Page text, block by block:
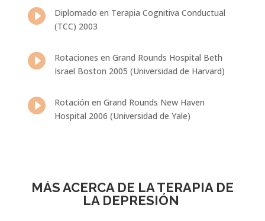

Diplomado en Terapia Cognitiva Conductual
(TCC) 2003

Rotaciones en Grand Rounds Hospital Beth
Israel Boston 2005 (Universidad de Harvard)

Rotación en Grand Rounds New Haven
Hospital 2006 (Universidad de Yale)
MÁS ACERCA DE LA TERAPIA DE
LA DEPRESIÓN